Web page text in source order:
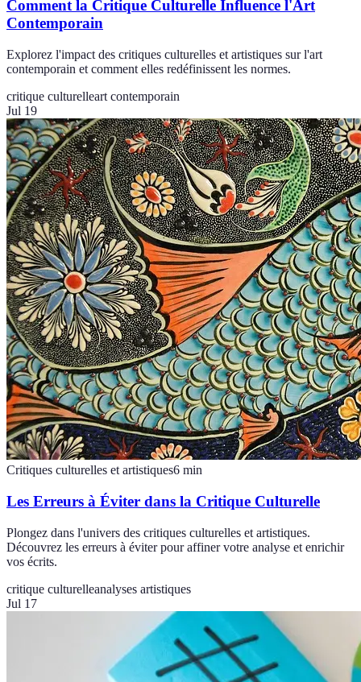
Comment la Critique Culturelle Influence l'Art
Contemporain
Explorez l'impact des critiques culturelles et artistiques sur l'art
contemporain et comment elles redéfinissent les normes.
critique culturelleart contemporain
Jul 19
Critiques culturelles et artistiques6 min
Les Erreurs à Éviter dans la Critique Culturelle
Plongez dans l'univers des critiques culturelles et artistiques.
Découvrez les erreurs à éviter pour affiner votre analyse et enrichir
vos écrits.
critique culturelleanalyses artistiques
Jul 17